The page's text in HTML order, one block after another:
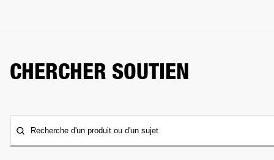
CHERCHER SOUTIEN
Recherche d'un produit ou d'un sujet